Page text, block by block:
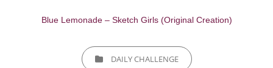
Blue Lemonade – Sketch Girls (Original Creation)
CATEGORIESDAILY CHALLENGE